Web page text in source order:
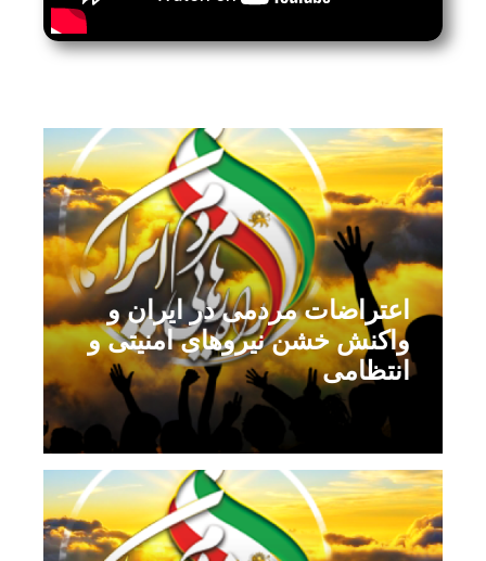
اعتراضات مردمی در ایران و
واکنش خشن نیروهای امنیتی و
انتظامی